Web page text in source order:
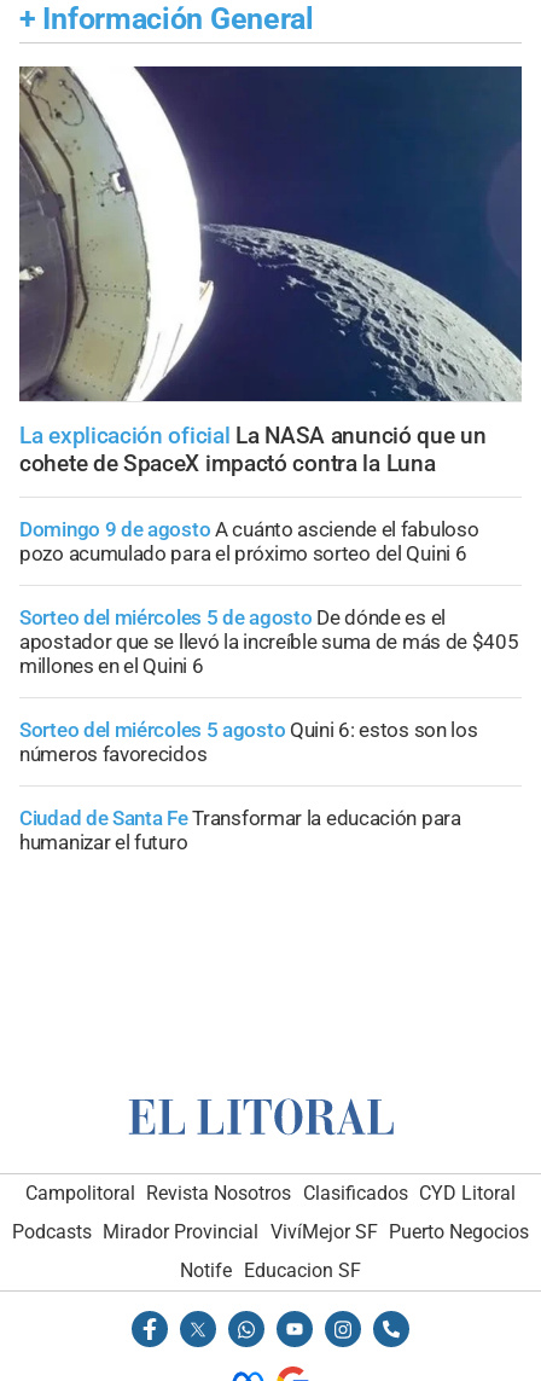
+ Información General
La explicación oficial La NASA anunció que un
cohete de SpaceX impactó contra la Luna
Domingo 9 de agosto A cuánto asciende el fabuloso
pozo acumulado para el próximo sorteo del Quini 6
Sorteo del miércoles 5 de agosto De dónde es el
apostador que se llevó la increíble suma de más de $405
millones en el Quini 6
Sorteo del miércoles 5 agosto Quini 6: estos son los
números favorecidos
Ciudad de Santa FeTransformar la educación para
humanizar el futuro
Campolitoral Revista Nosotros Clasificados CYD Litoral
Podcasts Mirador Provincial VivíMejor SF Puerto Negocios
Notife Educacion SF